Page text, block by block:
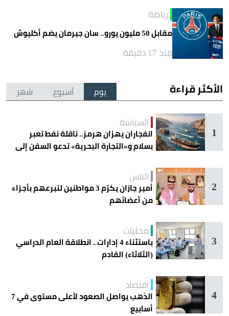
رياضة
مقابل 50 مليون يورو.. سان جيرمان يضم أكليوش
منذ 17 دقيقة
الأكثر قراءة يوم أسبوع شهر
1
السياسة
انفجاران يهزان هرمز.. ناقلة نفط تعبر
بسلام و«التجارة البحرية» تدعو السفن إلى
2
الناس
أمير جازان يكرّم 3 مواطنين لتبرعهم بأجزاء
من أعضائهم
3
محليات
باستثناء 4 إدارات.. انطلاقة العام الدراسي
(الثلاثاء) القادم
4
اقتصاد
الذهب يواصل الصعود لأعلى مستوى في 7
أسابيع